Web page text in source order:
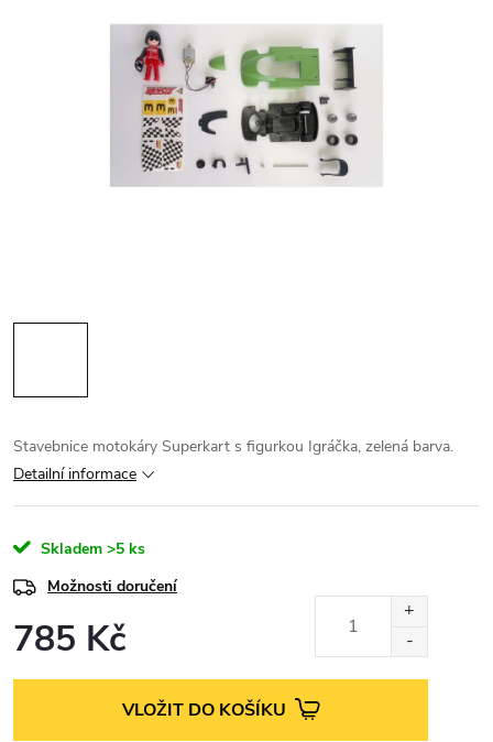
Stavebnice motokáry Superkart s figurkou Igráčka, zelená barva.
Detailní informace
Skladem >5 ks
Možnosti doručení
785 Kč
VLOŽIT DO KOŠÍKU